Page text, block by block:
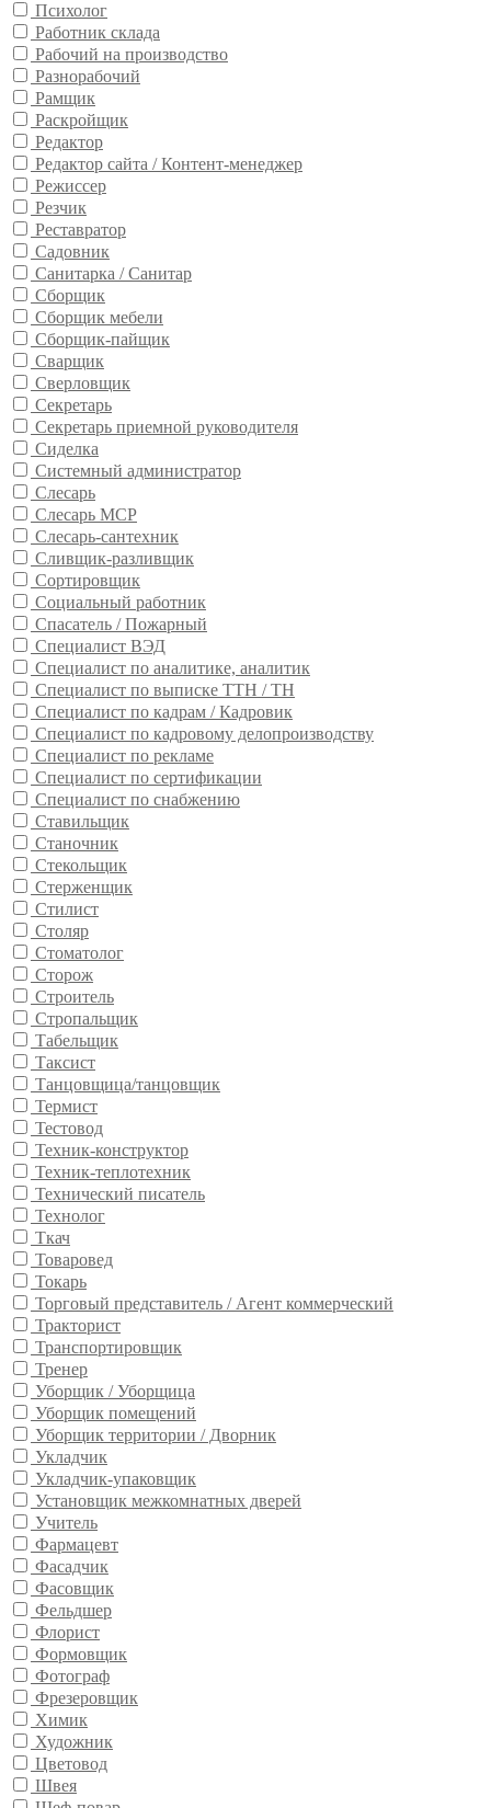
Психолог
Работник склада
Рабочий на производство
Разнорабочий
Рамщик
Раскройщик
Редактор
Редактор сайта / Контент-менеджер
Режиссер
Резчик
Реставратор
Садовник
Санитарка / Санитар
Сборщик
Сборщик мебели
Сборщик-пайщик
Сварщик
Сверловщик
Секретарь
Секретарь приемной руководителя
Сиделка
Системный администратор
Слесарь
Слесарь МСР
Слесарь-сантехник
Сливщик-разливщик
Сортировщик
Социальный работник
Спасатель / Пожарный
Специалист ВЭД
Специалист по аналитике, аналитик
Специалист по выписке ТТН / ТН
Специалист по кадрам / Кадровик
Специалист по кадровому делопроизводству
Специалист по рекламе
Специалист по сертификации
Специалист по снабжению
Ставильщик
Станочник
Стекольщик
Стерженщик
Стилист
Столяр
Стоматолог
Сторож
Строитель
Стропальщик
Табельщик
Таксист
Танцовщица/танцовщик
Термист
Тестовод
Техник-конструктор
Техник-теплотехник
Технический писатель
Технолог
Ткач
Товаровед
Токарь
Торговый представитель / Агент коммерческий
Тракторист
Транспортировщик
Тренер
Уборщик / Уборщица
Уборщик помещений
Уборщик территории / Дворник
Укладчик
Укладчик-упаковщик
Установщик межкомнатных дверей
Учитель
Фармацевт
Фасадчик
Фасовщик
Фельдшер
Флорист
Формовщик
Фотограф
Фрезеровщик
Химик
Художник
Цветовод
Швея